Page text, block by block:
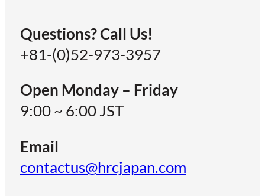
Questions? Call Us!
+81-(0)52-973-3957
Open Monday – Friday
9:00 ~ 6:00 JST
Email
contactus@hrcjapan.com